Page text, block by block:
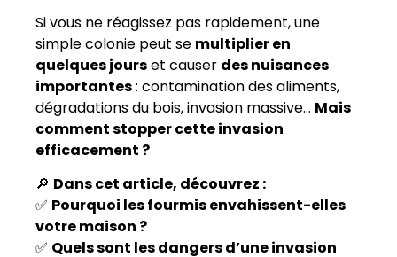
Si vous ne réagissez pas rapidement, une
simple colonie peut se multiplier en
quelques jourset causer des nuisances
importantes: contamination des aliments,
dégradations du bois, invasion massive… Mais
comment stopper cette invasion
efficacement ?
🔎 Dans cet article, découvrez :
✅ Pourquoi les fourmis envahissent-elles
votre maison ?
✅ Quels sont les dangers d’une invasion